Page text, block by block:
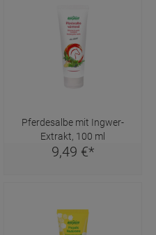
Pferdesalbe mit Ingwer-
Extrakt, 100 ml
9,49 €*